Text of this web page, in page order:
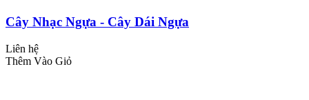
Cây Nhạc Ngựa - Cây Dái Ngựa
Liên hệ
Thêm Vào Giỏ